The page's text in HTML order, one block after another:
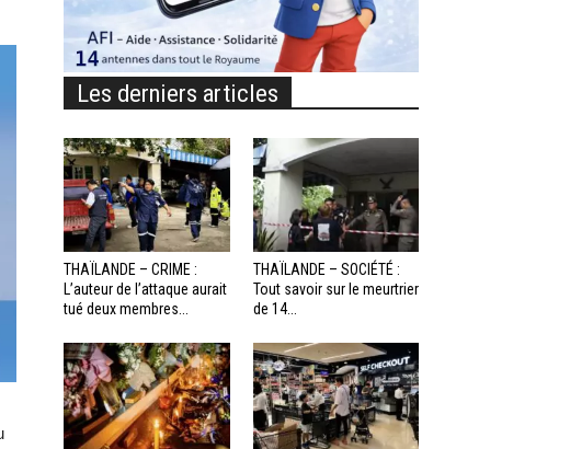
Les derniers articles
THAÏLANDE – CRIME :
L’auteur de l’attaque aurait
tué deux membres...
THAÏLANDE – SOCIÉTÉ :
Tout savoir sur le meurtrier
de 14...